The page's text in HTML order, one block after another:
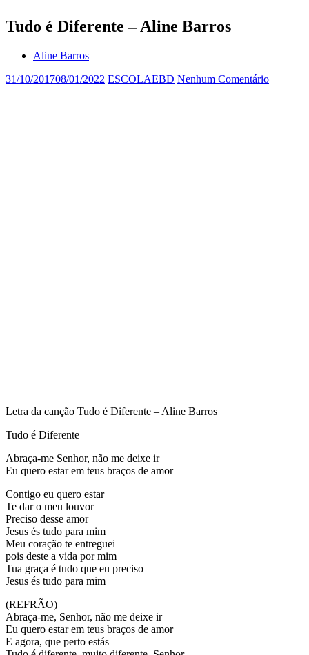
Tudo é Diferente – Aline Barros
Aline Barros
31/10/201708/01/2022 ESCOLAEBD Nenhum Comentário
Letra da canção Tudo é Diferente – Aline Barros
Tudo é Diferente
Abraça-me Senhor, não me deixe ir
Eu quero estar em teus braços de amor
Contigo eu quero estar
Te dar o meu louvor
Preciso desse amor
Jesus és tudo para mim
Meu coração te entreguei
pois deste a vida por mim
Tua graça é tudo que eu preciso
Jesus és tudo para mim
(REFRÃO)
Abraça-me, Senhor, não me deixe ir
Eu quero estar em teus braços de amor
E agora, que perto estás